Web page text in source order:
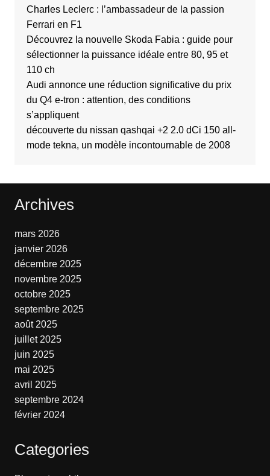
Charles Leclerc : l’ambassadeur de la passion
Ferrari en F1
Découvrez la nouvelle Skoda Fabia : guide pour
sélectionner la puissance idéale entre 80, 95 et
110 ch
Audi annonce une réduction significative du prix
du Q4 e-tron : attention, des conditions
s’appliquent
découverte du nissan qashqai +2 2.0 dCi 150 all-
mode tekna, un modèle incontournable de 2008
Archives
mars 2026
janvier 2026
décembre 2025
novembre 2025
octobre 2025
septembre 2025
août 2025
juillet 2025
juin 2025
mai 2025
avril 2025
septembre 2024
février 2024
Categories